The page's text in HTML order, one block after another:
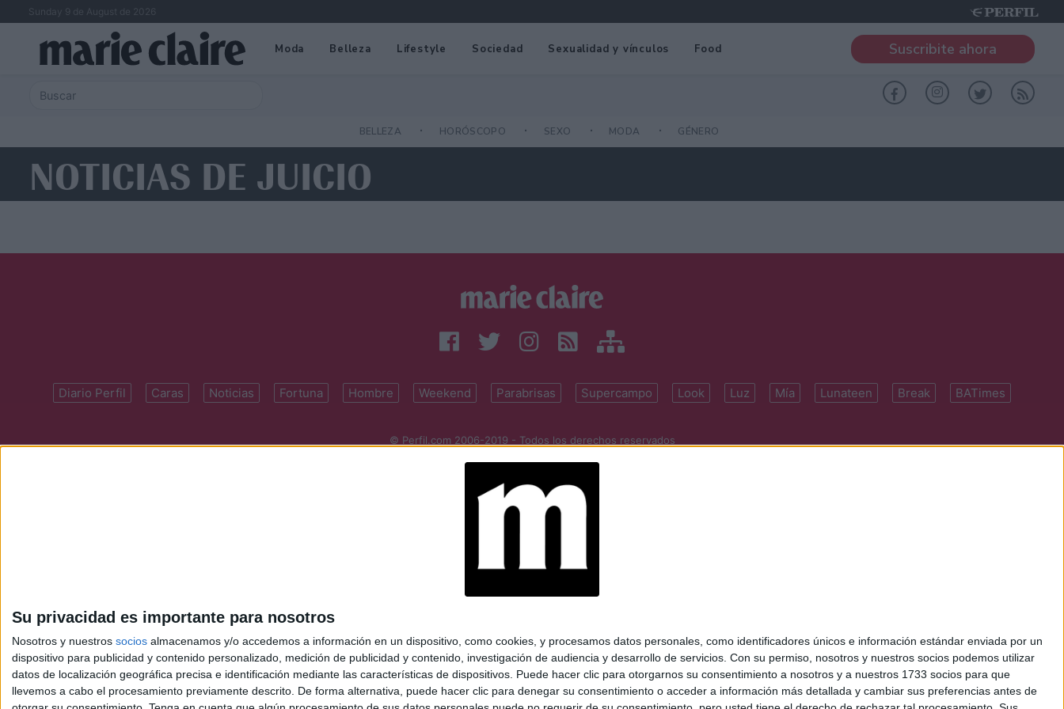
Su privacidad es importante para nosotros
Nosotros y nuestros socios almacenamos y/o accedemos a información en un dispositivo, como cookies, y procesamos datos personales, como identificadores únicos e información estándar enviada por un
dispositivo para publicidad y contenido personalizado, medición de publicidad y contenido, investigación de audiencia y desarrollo de servicios. Con su permiso, nosotros y nuestros socios podemos utilizar
datos de localización geográfica precisa e identificación mediante las características de dispositivos. Puede hacer clic para otorgarnos su consentimiento a nosotros y a nuestros 1733 socios para que
llevemos a cabo el procesamiento previamente descrito. De forma alternativa, puede hacer clic para denegar su consentimiento o acceder a información más detallada y cambiar sus preferencias antes de
Sunday 9 de August de 2026
Moda Belleza Lifestyle Sociedad Sexualidad y vínculos Food Suscribite ahora
BELLEZA HORÓSCOPO SEXO MODA GÉNERO
NOTICIAS DE JUICIO
Diario Perfil Caras Noticias Fortuna Hombre Weekend Parabrisas Supercampo Look Luz Mía Lunateen Break BATimes
© Perfil.com 2006-2019 - Todos los derechos reservados
perfilcom@perfil.com| Propietario: Diario Perfil S.A.